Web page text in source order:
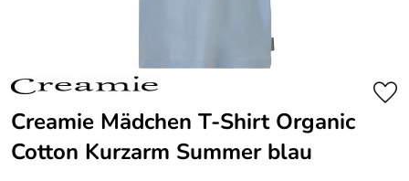
Creamie Mädchen T-Shirt Organic
Cotton Kurzarm Summer blau